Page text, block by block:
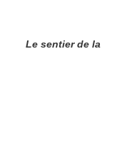
de la